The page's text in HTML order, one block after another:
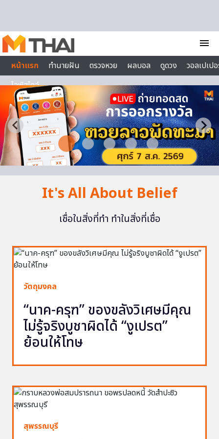
menu
หน้าแรก
ทำนายฝัน ตรวจหวย ผลบอล ดูดวง
วอลเปเป
ไลฟ์สไตล์
It's All About Belief
เชื่อในสิ่งที่ทำ ทำในสิ่งที่เชื่อ
วัตถุมงคล
“นาค-ครุฑ” ของขลังวิเศษมีคุณ
ไม่รู้จริงบูชาผิดได้ “งูเปรต”
ย้อนให้โทษ
สุพรรณบุรี